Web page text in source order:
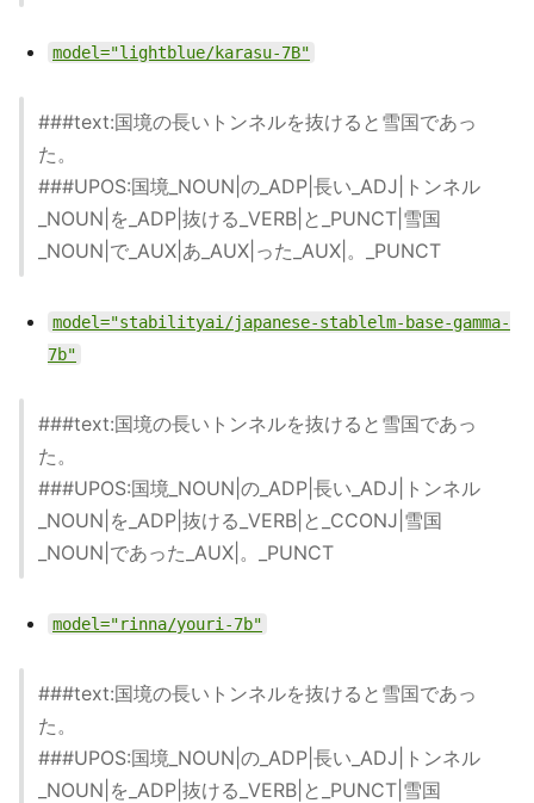
model="lightblue/karasu-7B"
###text:国境の長いトンネルを抜けると雪国であっ
た。
###UPOS:国境_NOUN|の_ADP|長い_ADJ|トンネル
_NOUN|を_ADP|抜ける_VERB|と_PUNCT|雪国
_NOUN|で_AUX|あ_AUX|った_AUX|。_PUNCT
model="stabilityai/japanese-stablelm-base-gamma-
7b"
###text:国境の長いトンネルを抜けると雪国であっ
た。
###UPOS:国境_NOUN|の_ADP|長い_ADJ|トンネル
_NOUN|を_ADP|抜ける_VERB|と_CCONJ|雪国
_NOUN|であった_AUX|。_PUNCT
model="rinna/youri-7b"
###text:国境の長いトンネルを抜けると雪国であっ
た。
###UPOS:国境_NOUN|の_ADP|長い_ADJ|トンネル
_NOUN|を_ADP|抜ける_VERB|と_PUNCT|雪国